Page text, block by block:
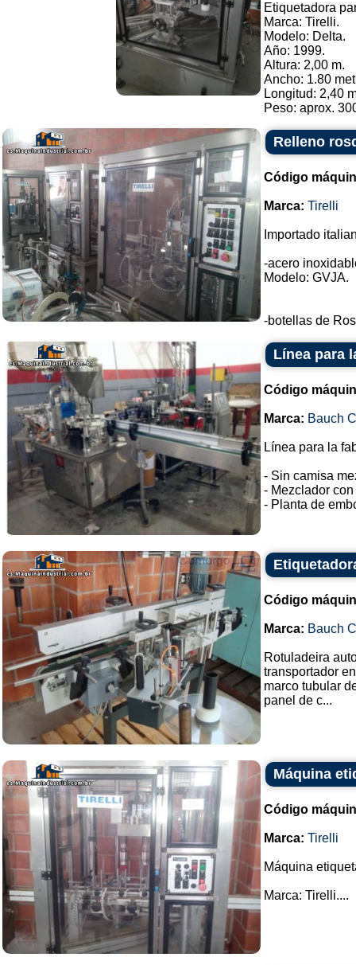
Etiquetadora
Marca: Tirelli.
Modelo: Delta.
Año: 1999.
Altura: 2,00 m.
Ancho: 1.80
Longitud: 2,40
Peso: aprox.
Relleno
Código
Marca: Tirelli
Importado
-acero
Modelo: GVJA.
-botellas de
Línea para
Código
Marca: Bauch
Línea para la
- Sin camisa
- Mezclador
- Planta de
Código
Marca: Bauch
Rotuladeira
transportador
marco tubular
panel de c...
Máquina
Código
Marca: Tirelli
Máquina
Marca: Tirelli....